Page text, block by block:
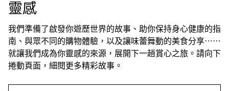
靈感
我們準備了啟發你遊歷世界的故事、助你保持身心健康的指
南、與眾不同的購物體驗，以及讓味蕾舞動的美食分享⋯⋯
就讓我們成為你靈感的來源，展開下一趟賞心之旅。請向下
捲動頁面，細閱更多精彩故事。